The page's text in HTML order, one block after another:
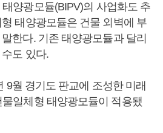
양광모듈(BIPV)의 사업화도 추
태양광모듈은 건물 외벽에 부
한다. 기존 태양광모듈과 달리
도 있다.
9월 경기도 판교에 조성한 미래
일체형 태양광모듈이 적용됐